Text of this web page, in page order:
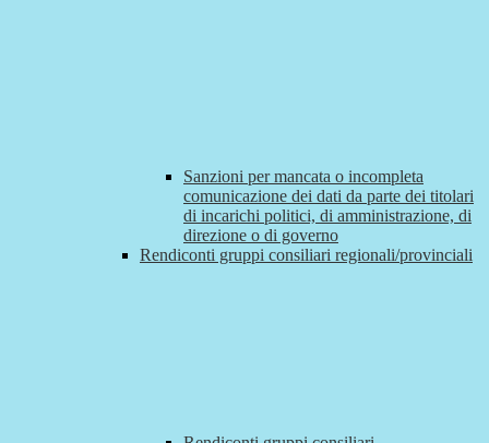
Sanzioni per mancata o incompleta
comunicazione dei dati da parte dei titolari
di incarichi politici, di amministrazione, di
direzione o di governo
Rendiconti gruppi consiliari regionali/provinciali